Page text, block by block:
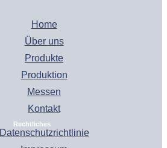
Home
Über uns
Produkte
Produktion
Messen
Kontakt
Rechtliches
Datenschutzrichtlinie